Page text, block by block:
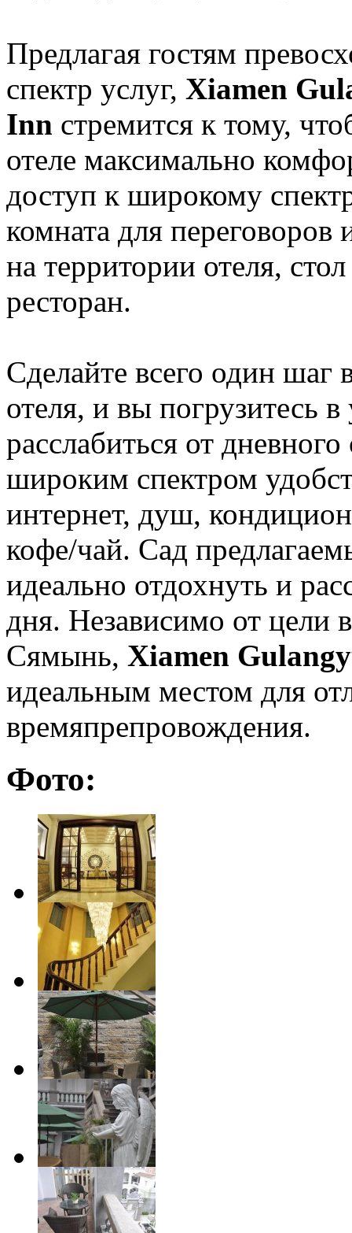
Предлагая гостям
спектр услуг, Xiamen
Inn стремится к тому,
отеле максимально
доступ к широкому
комната для
на территории отеля,
ресторан.
Сделайте всего один
отеля, и вы погрузитесь
расслабиться от дневного
широким спектром
интернет, душ,
кофе/чай. Сад
идеально отдохнуть и
дня. Независимо от цели
Сямынь, Xiamen
идеальным местом для
времяпрепровождения.
Фото: